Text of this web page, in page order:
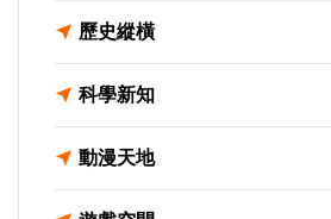
歷史縱橫
科學新知
動漫天地